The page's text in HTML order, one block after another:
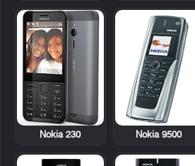
Nokia 9500
Nokia 230